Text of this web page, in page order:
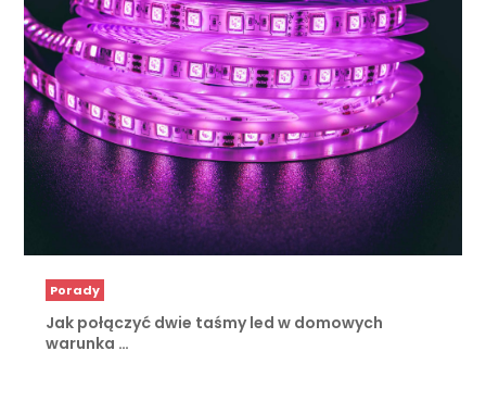
Porady
Jak połączyć dwie taśmy led w domowych
warunka …